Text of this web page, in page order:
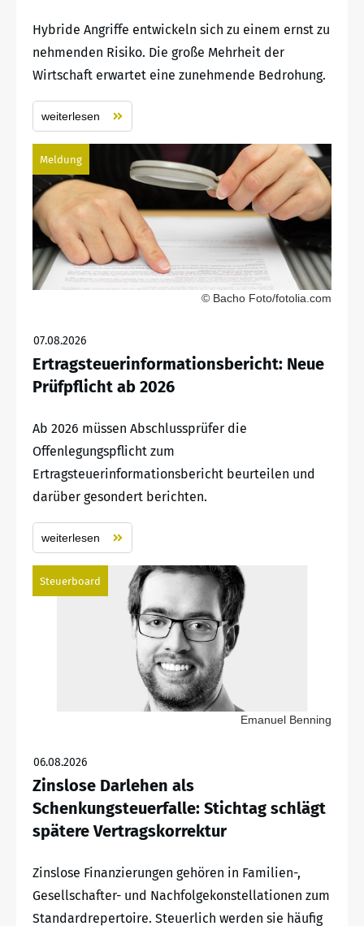
Hybride Angriffe entwickeln sich zu einem ernst zu
nehmenden Risiko. Die große Mehrheit der
Wirtschaft erwartet eine zunehmende Bedrohung.
weiterlesen
Meldung
© Bacho Foto/fotolia.com
07.08.2026
Ertragsteuerinformationsbericht: Neue
Prüfpflicht ab 2026
Ab 2026 müssen Abschlussprüfer die
Offenlegungspflicht zum
Ertragsteuerinformationsbericht beurteilen und
darüber gesondert berichten.
weiterlesen
Steuerboard
Emanuel Benning
06.08.2026
Zinslose Darlehen als
Schenkungsteuerfalle: Stichtag schlägt
spätere Vertragskorrektur
Zinslose Finanzierungen gehören in Familien-,
Gesellschafter- und Nachfolgekonstellationen zum
Standardrepertoire. Steuerlich werden sie häufig